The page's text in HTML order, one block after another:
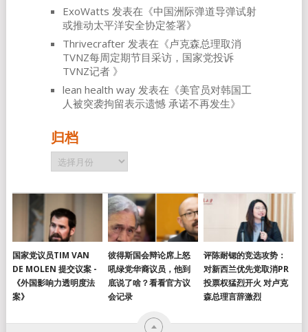
ExoWatts 发表在《中国洲际弹道导弹试射
或推动太平洋安全协定签署》
Thrivecrafter发表在《卢克森总理取消
TVNZ每周定期节目采访，国家党投诉
TVNZ记者 》
lean health way发表在《美官员对韩国工
人被突袭拘留表示遗憾 承诺不再发生》
归档
归
档
国家党议员TIM VAN
DE MOLEN 提交议案 -
《外国影响力透明度法
案》
彼得斯国会辩论席上怒
吼绿党华裔议员，他到
底说了啥？看看官方议
会记录
评陈耐锶的竞选攻势：
对新西兰优先党取消PR
投票权猛烈开火 对卢克
森总理言辞激烈